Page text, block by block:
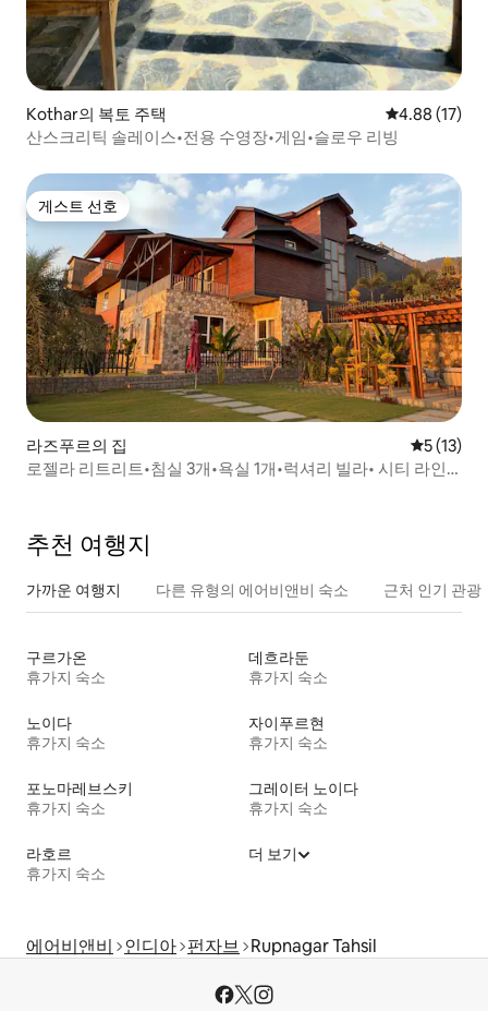
Kothar의 복토 주택 평점 4.88점
4.88 (17)
산스크리틱 솔레이스•전용 수영장•게임•슬로우 리빙
게스트 선호
게스트 선호
라즈푸르의 집 평점 5점
5 (13)
로젤라 리트리트•침실 3개•욕실 1개•럭셔리 빌라• 시티 라인
추천 여행지
가까운 여행지 다른 유형의 에어비앤비 숙소 근처 인기 관광
구르가온
휴가지 숙소
데흐라둔
휴가지 숙소
노이다
휴가지 숙소
자이푸르현
휴가지 숙소
포노마레브스키
휴가지 숙소
그레이터 노이다
휴가지 숙소
라호르
휴가지 숙소
더 보기
에어비앤비 인디아 펀자브 Rupnagar Tahsil